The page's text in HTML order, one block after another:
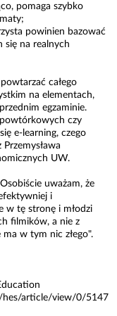
pomaga szybko
powinien bazować
się na realnych
całego
na elementach,
egzaminie.
czy
e-learning, czego
UW.
uważam, że
i
w tę stronę i młodzi
filmików, a nie z
w tym nic złego".
hes/article/view/0/5147